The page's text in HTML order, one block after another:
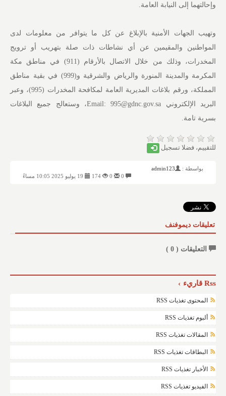
وإحالتهما إلى النيابة العامة.
وتهيب الجهات الأمنية بالإبلاغ عن كل ما يتوافر من معلومات لدى
المواطنين والمقيمين عن أي نشاطات ذات صلة بتهريب أو ترويج
المخدرات، وذلك من خلال الاتصال بالأرقام (911) في مناطق مكة
المكرمة والمدينة المنورة والرياض والشرقية و(999) في بقية مناطق
المملكة، ورقم بلاغات المديرية العامة لمكافحة المخدرات (995)، وعبر
البريد الإلكتروني Email: 995@gdnc.gov.sa، وستعالج جميع البلاغات
بسرية تامة.
للتقييم، فضلا تسجيل
بواسطة :
admin123
174
تعليقات ديموفنف
التعليقات ( 0
)
Rss قاريء
المحتوى تغذيات RSS
ألبوم تغذيات RSS
المقالات تغذيات RSS
البطاقات تغذيات RSS
الأخبار تغذيات RSS
الفيديو تغذيات RSS